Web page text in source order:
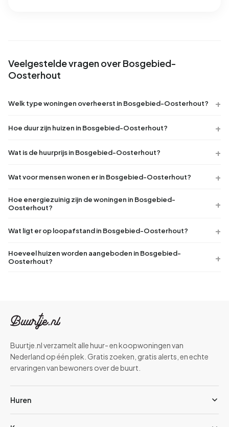
Veelgestelde vragen over Bosgebied-
Oosterhout
Welk type woningen overheerst in Bosgebied-Oosterhout?
Hoe duur zijn huizen in Bosgebied-Oosterhout?
Wat is de huurprijs in Bosgebied-Oosterhout?
Wat voor mensen wonen er in Bosgebied-Oosterhout?
Hoe energiezuinig zijn de woningen in Bosgebied-
Oosterhout?
Wat ligt er op loopafstand in Bosgebied-Oosterhout?
Hoeveel huizen worden aangeboden in Bosgebied-
Oosterhout?
Buurtje.nl verzamelt alle huur- en koopwoningen van
Nederland op één plek. Gratis zoeken, gratis alerts, en echte
ervaringen van bewoners over de buurt.
Huren